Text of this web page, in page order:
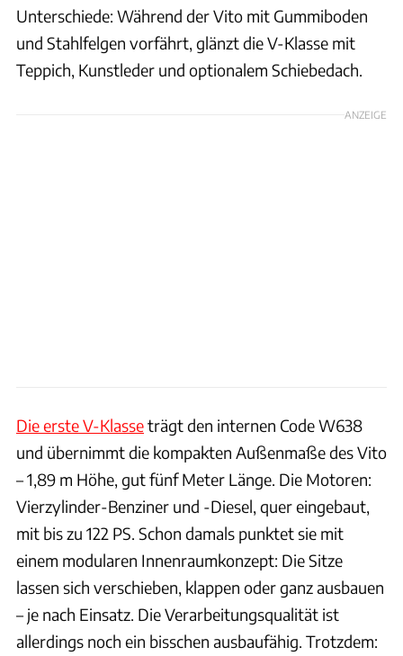
Unterschiede: Während der Vito mit Gummiboden
und Stahlfelgen vorfährt, glänzt die V-Klasse mit
Teppich, Kunstleder und optionalem Schiebedach.
ANZEIGE
Die erste V-Klasseträgt den internen Code W638
und übernimmt die kompakten Außenmaße des Vito
– 1,89 m Höhe, gut fünf Meter Länge. Die Motoren:
Vierzylinder-Benziner und -Diesel, quer eingebaut,
mit bis zu 122 PS. Schon damals punktet sie mit
einem modularen Innenraumkonzept: Die Sitze
lassen sich verschieben, klappen oder ganz ausbauen
– je nach Einsatz. Die Verarbeitungsqualität ist
allerdings noch ein bisschen ausbaufähig. Trotzdem: